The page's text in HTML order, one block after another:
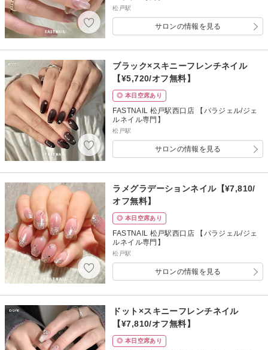
松戸駅
サロンの情報を見る
ブラック×スキニーフレンチネイル
【¥5,720/オフ無料】
◎ 本日空席あり
FASTNAIL 松戸駅西口店 【パラジェル/ジェ
ルネイル専門】
松戸駅
サロンの情報を見る
ラメグラデーションネイル【¥7,810/
オフ無料】
◎ 本日空席あり
FASTNAIL 松戸駅西口店 【パラジェル/ジェ
ルネイル専門】
松戸駅
サロンの情報を見る
ドット×スキニーフレンチネイル
【¥7,810/オフ無料】
◎ 本日空席あり